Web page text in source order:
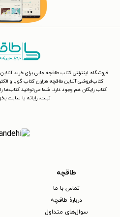
فروشگاه اینترنتی کتاب طاقچه جایی برای خرید
کتاب‌فروشی آنلاین طاقچه هزاران کتاب گویا و
کتاب رایگان هم وجود دارد. شما می‌توانید کتاب‌ها را
تبلت، رایانه یا سایت
طاقچه
تماس با ما
دربارهٔ طاقچه
سوال‌های متداول